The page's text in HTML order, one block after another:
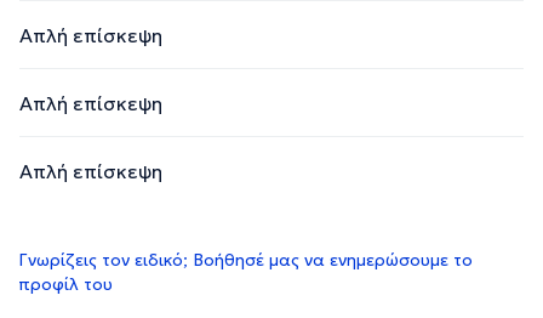
Απλή επίσκεψη
Απλή επίσκεψη
Απλή επίσκεψη
Γνωρίζεις τον ειδικό; Βοήθησέ μας να ενημερώσουμε το
προφίλ του